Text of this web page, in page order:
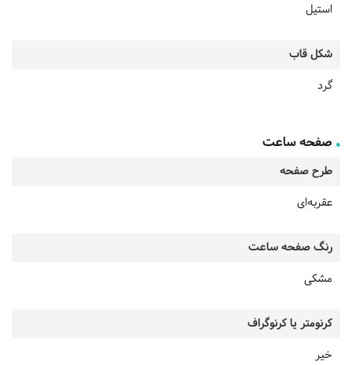
استیل
شکل قاب
گرد
صفحه ساعت
طرح صفحه
عقربه‌ای
رنگ صفحه ساعت
مشکی
کرنومتر یا کرنوگراف
خیر